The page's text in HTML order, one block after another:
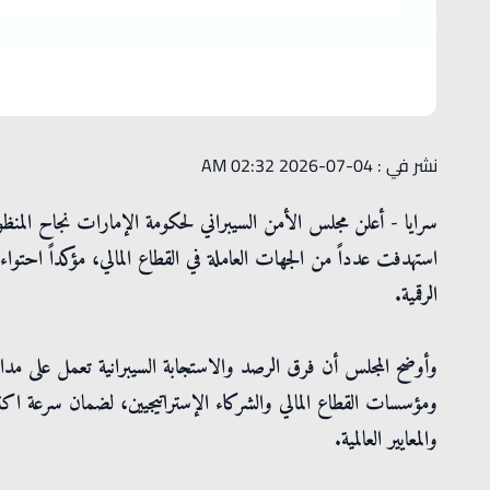
نشر في : 04-07-2026 02:32 AM
سرايا - أعلن مجلس الأمن السيبراني لحكومة الإمارات نجاح
استهدفت عدداً من الجهات العاملة في القطاع المالي، مؤكداً
الرقمية.
وأوضح المجلس أن فرق الرصد والاستجابة السيبرانية تعمل على
ومؤسسات القطاع المالي والشركاء الإستراتيجيين، لضمان سرعة
والمعايير العالمية.